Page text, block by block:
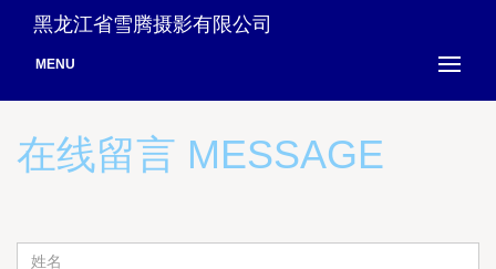
黑龙江省雪腾摄影有限公司
MENU
在线留言 MESSAGE